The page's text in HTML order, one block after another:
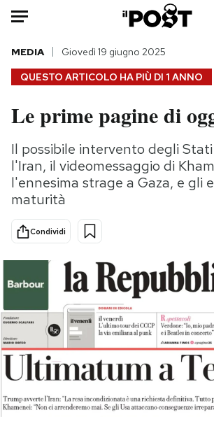
Auto
HOME
Italia
Politica
Tecnologia
Internet
Scienza
Cultura
Economia
Moda
Storie/
PODCAST
QUESTO ARTICOLO HA PIÙ DI 1 ANNO
MEDIA Giovedì 19 giugno 2025
Le prime pagine di
Il possibile intervento degli
l'Iran, il videomessaggio di
l'ennesima strage a Gaza, e gli
maturità
Condividi